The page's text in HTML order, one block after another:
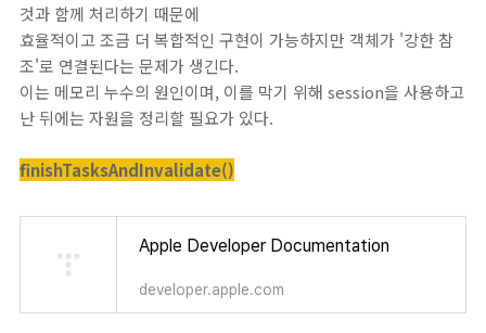
것과 함께 처리하기 때문에
효율적이고 조금 더 복합적인 구현이 가능하지만 객체가 '강한 참
조'로 연결된다는 문제가 생긴다.
이는 메모리 누수의 원인이며, 이를 막기 위해 session을 사용하고
난 뒤에는 자원을 정리할 필요가 있다.
finishTasksAndInvalidate()
Apple Developer Documentation
developer.apple.com